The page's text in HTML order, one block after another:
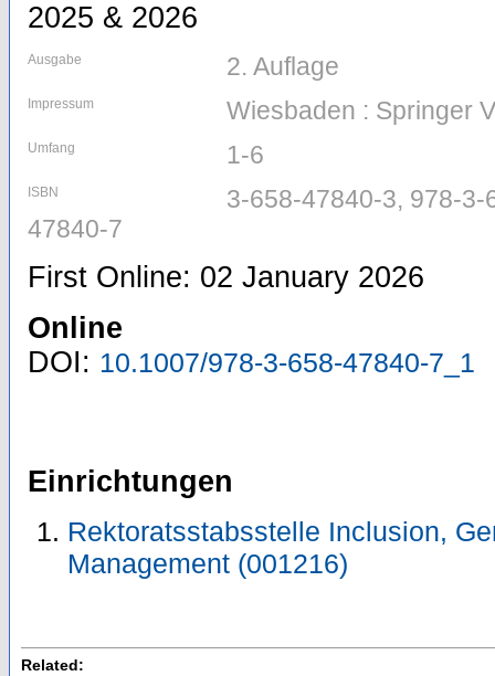
2025 & 2026
Ausgabe 2. Auflage
Impressum Wiesbaden : Springer
Umfang 1-6
ISBN
3-658-47840-3, 978-
47840-7
First Online: 02 January 2026
Online
DOI: 10.1007/978-3-658-47840-7_1
Einrichtungen
Rektoratsstabsstelle Inclusion,
Management (001216)
Related: